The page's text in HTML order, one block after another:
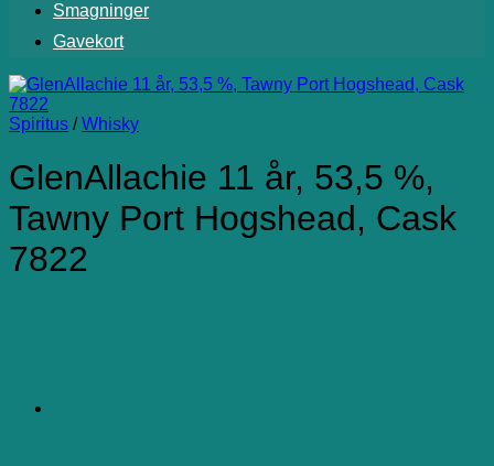
Smagninger
Gavekort
Spiritus / Whisky
GlenAllachie 11 år, 53,5 %,
Tawny Port Hogshead, Cask
7822